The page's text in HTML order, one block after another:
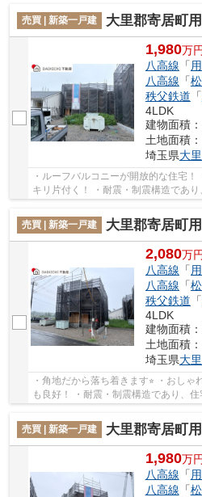
売買 | 新築一戸建
大里郡寄居町用土 クレイド
1,980万円
八高線 「
八高線 「
秩父鉄道 「
4LDK
建物面積
土地面積
埼玉県大
・ルーフバルコニーが開放的な住宅
キリ片付く！ ・耐震・制震構造であ
売買 | 新築一戸建
大里郡寄居町用土 クレイド
2,080万円
八高線 「
八高線 「
秩父鉄道 「
4LDK
建物面積
土地面積
埼玉県大
・角地だから落ち着きます⭐︎ ・おし
も良好！ ・耐震・制震構造であり、
売買 | 新築一戸建
大里郡寄居町用土 クレイド
1,980万円
八高線 「
八高線 「